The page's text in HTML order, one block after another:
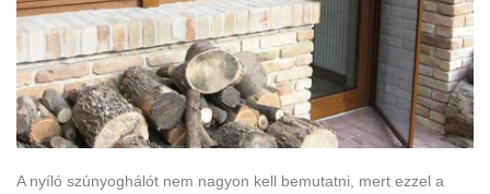
A nyíló szúnyoghálót nem nagyon kell bemutatni, mert ezzel a